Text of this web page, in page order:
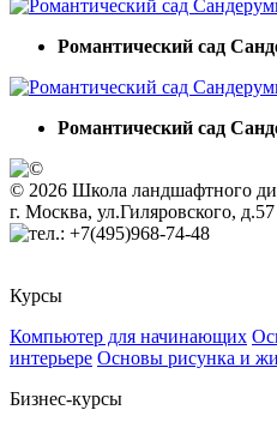
Романтический сад
Романтический сад
© 2026 Школа ландшафтного
г. Москва, ул.Гиляровского, д.57
+7(495)968-74-48
Курсы
Компьютер для начинающих
интерьере Основы рисунка и
Бизнес-курсы